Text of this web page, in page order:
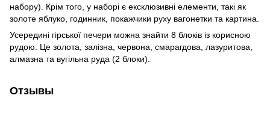
набору). Крім того, у наборі є ексклюзивні елементи, такі як
золоте яблуко, годинник, покажчики руху вагонетки та картина.
Усередині гірської печери можна знайти 8 блоків із корисною
рудою. Це золота, залізна, червона, смарагдова, лазуритова,
алмазна та вугільна руда (2 блоки).
Отзывы